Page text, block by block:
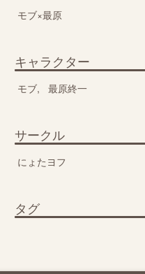
モブ×最原
キャラクター
モブ 最原終一
サークル
にょたヨフ
タグ